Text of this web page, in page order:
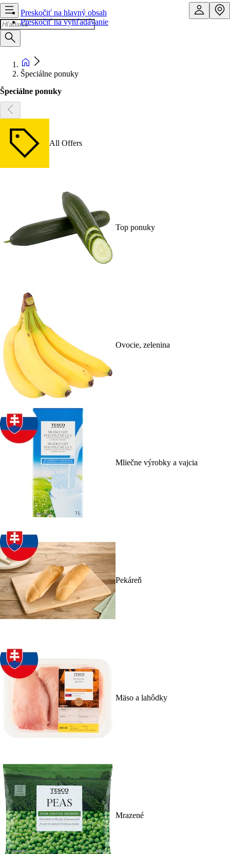
Preskočiť na hlavný obsah
Preskočiť na vyhľadávanie
Špeciálne ponuky
Špeciálne ponuky
All Offers
Top ponuky
Ovocie, zelenina
Mliečne výrobky a vajcia
Pekáreň
Mäso a lahôdky
Mrazené